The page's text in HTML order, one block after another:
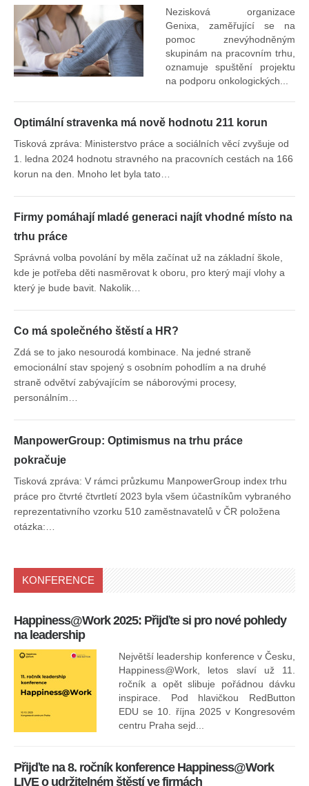
Nezisková organizace
Genixa, zaměřující se na
pomoc znevýhodněným
skupinám na pracovním trhu,
oznamuje spuštění projektu
na podporu onkologických...
Optimální stravenka má nově hodnotu 211 korun
Tisková zpráva: Ministerstvo práce a sociálních věcí zvyšuje od
1. ledna 2024 hodnotu stravného na pracovních cestách na 166
korun na den. Mnoho let byla tato…
Firmy pomáhají mladé generaci najít vhodné místo na
trhu práce
Správná volba povolání by měla začínat už na základní škole,
kde je potřeba děti nasměrovat k oboru, pro který mají vlohy a
který je bude bavit. Nakolik…
Co má společného štěstí a HR?
Zdá se to jako nesourodá kombinace. Na jedné straně
emocionální stav spojený s osobním pohodlím a na druhé
straně odvětví zabývajícím se náborovými procesy,
personálním…
ManpowerGroup: Optimismus na trhu práce
pokračuje
Tisková zpráva: V rámci průzkumu ManpowerGroup index trhu
práce pro čtvrté čtvrtletí 2023 byla všem účastníkům vybraného
reprezentativního vzorku 510 zaměstnavatelů v ČR položena
otázka:…
KONFERENCE
Happiness@Work 2025: Přijďte si pro nové pohledy
na leadership
Největší leadership konference v Česku,
Happiness@Work, letos slaví už 11.
ročník a opět slibuje pořádnou dávku
inspirace. Pod hlavičkou RedButton
EDU se 10. října 2025 v Kongresovém
centru Praha sejd...
Přijďte na 8. ročník konference Happiness@Work
LIVE o udržitelném štěstí ve firmách